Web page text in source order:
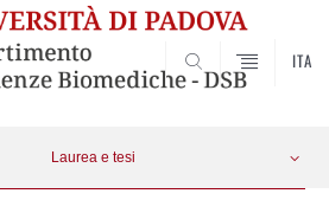
SEARCH
ITA
Laurea e tesi